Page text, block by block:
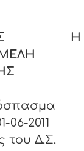
Σ Η Γ
06-2011
του Δ.Σ.